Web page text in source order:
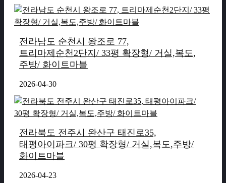
전라남도 순천시 왕조로 77,
트리마제순천2단지/ 33평 확장형/ 거실,복도,
주방/ 화이트마블
2026-04-30
전라북도 전주시 완산구 태진로35,
태평아이파크/ 30평 확장형/ 거실,복도,주방/
화이트마블
2026-04-23